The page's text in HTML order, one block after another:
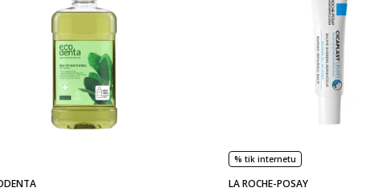
% tik internetu
LA ROCHE-POSAY